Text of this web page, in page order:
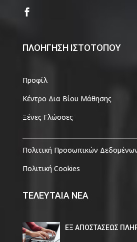

ΠΛΟΗΓΗΣΗ ΙΣΤΟΤΟΠΟΥ
Προφίλ
Κέντρο Δια Βίου Μάθησης
Ξένες Γλώσσες
Πολιτική Προσωπικών
Πολιτική Cookies
ΤΕΛΕΥΤΑΙΑ ΝΕΑ
ΕΞ ΑΠΟΣΤΑΣΕΩΣ